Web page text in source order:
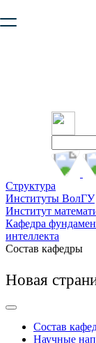
безопасную
Структура
Институты ВолГУ
Институт
Кафедра
интеллекта
Состав кафедры
Новая
Состав
Научные